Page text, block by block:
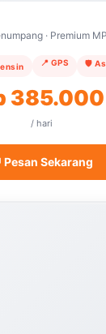
· Premium
📍 GPS 🛡️
385.000
/ hari
Pesan Sekarang